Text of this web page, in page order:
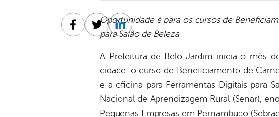
Oportunidade é para os cursos de
para Salão de Beleza
A Prefeitura de Belo Jardim inicia o mês
cidade: o curso de Beneficiamento de
e a oficina para Ferramentas Digitais para
Nacional de Aprendizagem Rural (Senar),
Pequenas Empresas em Pernambuco
Facebook
TwitterLinkedin